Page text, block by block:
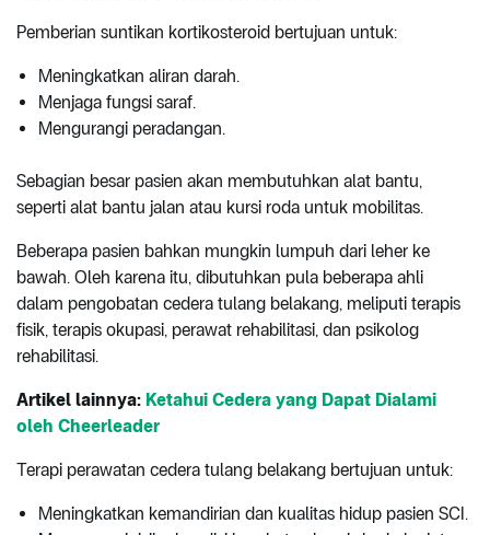
Pemberian suntikan kortikosteroid bertujuan untuk:
Meningkatkan aliran darah.
Menjaga fungsi saraf.
Mengurangi peradangan.
Sebagian besar pasien akan membutuhkan alat bantu,
seperti alat bantu jalan atau kursi roda untuk mobilitas.
Beberapa pasien bahkan mungkin lumpuh dari leher ke
bawah. Oleh karena itu, dibutuhkan pula beberapa ahli
dalam pengobatan cedera tulang belakang, meliputi terapis
fisik, terapis okupasi, perawat rehabilitasi, dan psikolog
rehabilitasi.
Artikel lainnya: Ketahui Cedera yang Dapat Dialami
oleh Cheerleader
Terapi perawatan cedera tulang belakang bertujuan untuk:
Meningkatkan kemandirian dan kualitas hidup pasien SCI.